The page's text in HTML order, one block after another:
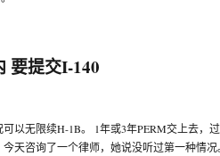
要提交I-140
以无限续H-1B。 1年或3年PERM交上去，
天咨询了一个律师，她说没听过第一种情